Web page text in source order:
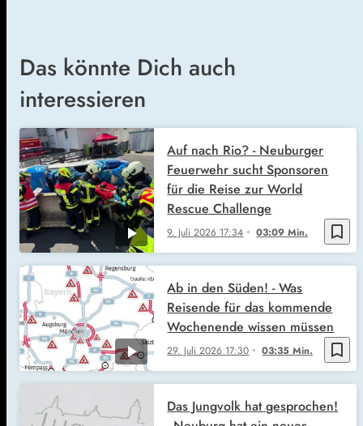
Das könnte Dich auch
interessieren
bookmark_border
9. Juli 2026 17:34 03:09 Min.
Auf nach Rio? - Neuburger
Feuerwehr sucht Sponsoren
für die Reise zur World
Rescue Challenge
bookmark_border
29. Juli 2026 17:30 03:35 Min.
Ab in den Süden! - Was
Reisende für das kommende
Wochenende wissen müssen
Das Jungvolk hat gesprochen!